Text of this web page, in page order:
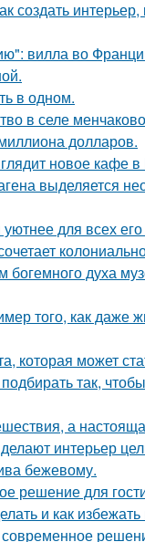
создать
вилла во
в одном.
в селе
долларов.
новое кафе
выделяется
для всех его
духа
того, как даже
которая может
так,
а
интерьер
бежевому.
решение для
и как